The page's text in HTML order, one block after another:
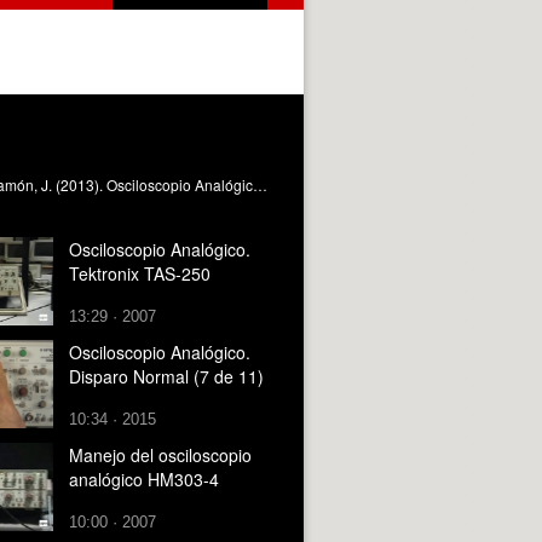
El video describe el disparo normal del osciloscopio, los mandos asociados y sus ventajas e inconvenientes. Marín-Roig Ramón, J. (2013). Osciloscopio Analógico. Disparo Normal. https://riunet.upv.es/handle/10251/30286
Osciloscopio Analógico.
Tektronix TAS-250
13:29 · 2007
Osciloscopio Analógico.
Disparo Normal (7 de 11)
10:34 · 2015
Manejo del osciloscopio
analógico HM303-4
10:00 · 2007